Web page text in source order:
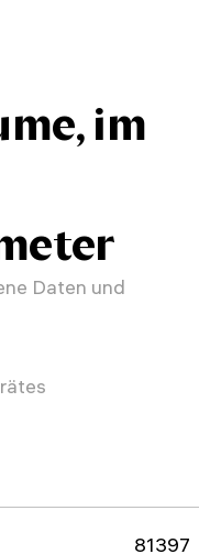
im
Daten und
81397